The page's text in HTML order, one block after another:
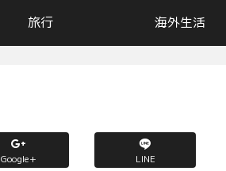
旅行 海外生活
Google+ LINE